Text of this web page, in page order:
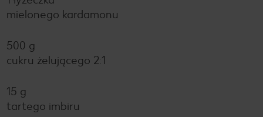
mielonego kardamonu
500 g
cukru żelującego 2:1
15 g
tartego imbiru